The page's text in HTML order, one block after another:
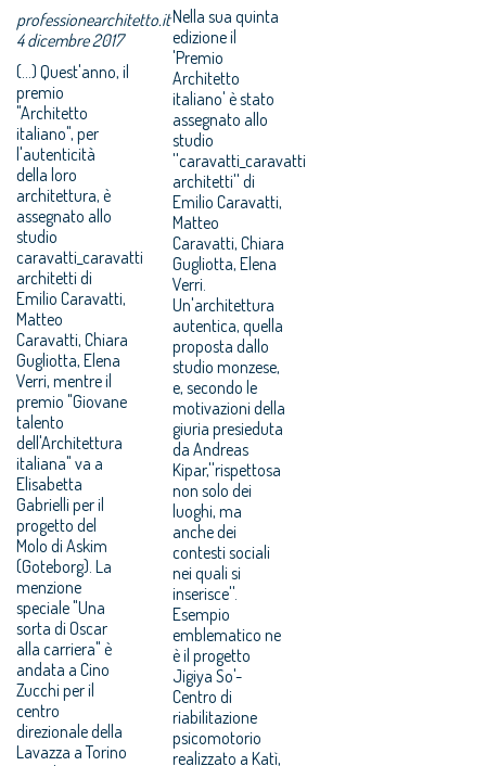
professionearchitetto.it
4 dicembre 2017
(...) Quest'anno, il
premio
"Architetto
italiano", per
l'autenticità
della loro
architettura, è
assegnato allo
studio
caravatti_caravatti
architetti di
Emilio Caravatti,
Matteo
Caravatti, Chiara
Gugliotta, Elena
Verri, mentre il
premio "Giovane
talento
dell'Architettura
italiana" va a
Elisabetta
Gabrielli per il
progetto del
Molo di Askim
(Goteborg). La
menzione
speciale "Una
sorta di Oscar
alla carriera" è
andata a Cino
Zucchi per il
centro
direzionale della
Lavazza a Torino
Nella sua quinta
edizione il
'Premio
Architetto
italiano' è stato
assegnato allo
studio
''caravatti_caravatti
architetti'' di
Emilio Caravatti,
Matteo
Caravatti, Chiara
Gugliotta, Elena
Verri.
Un'architettura
autentica, quella
proposta dallo
studio monzese,
e, secondo le
motivazioni della
giuria presieduta
da Andreas
Kipar,''rispettosa
non solo dei
luoghi, ma
anche dei
contesti sociali
nei quali si
inserisce''.
Esempio
emblematico ne
è il progetto
Jigiya So'-
Centro di
riabilitazione
psicomotorio
realizzato a Katì,